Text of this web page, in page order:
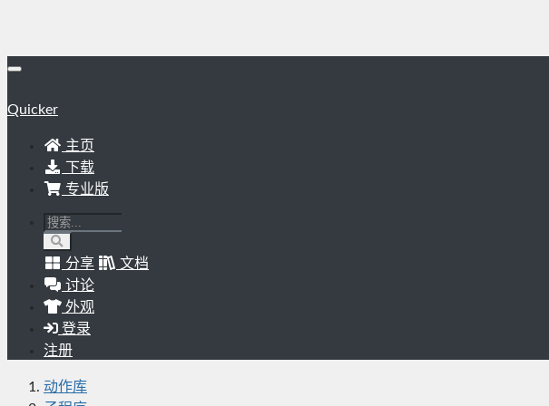
Quicker
主页
下载
专业版
分享
文档
讨论
外观
登录
注册
动作库